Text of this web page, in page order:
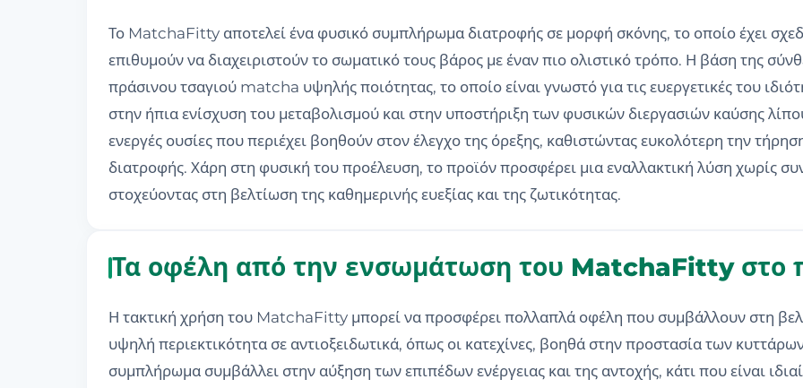
Το MatchaFitty αποτελεί ένα φυσικό συμπλήρωμα διατροφής σε μορφή σκόνης, το οποίο έχει
επιθυμούν να διαχειριστούν το σωματικό τους βάρος με έναν πιο ολιστικό τρόπο. Η βάση της
πράσινου τσαγιού matcha υψηλής ποιότητας, το οποίο είναι γνωστό για τις ευεργετικές του
στην ήπια ενίσχυση του μεταβολισμού και στην υποστήριξη των φυσικών διεργασιών καύσης
ενεργές ουσίες που περιέχει βοηθούν στον έλεγχο της όρεξης, καθιστώντας ευκολότερη την
διατροφής. Χάρη στη φυσική του προέλευση, το προϊόν προσφέρει μια εναλλακτική λύση χωρίς
στοχεύοντας στη βελτίωση της καθημερινής ευεξίας και της ζωτικότητας.
Τα οφέλη από την ενσωμάτωση του MatchaFitty στο
Η τακτική χρήση του MatchaFitty μπορεί να προσφέρει πολλαπλά οφέλη που συμβάλλουν στη
υψηλή περιεκτικότητα σε αντιοξειδωτικά, όπως οι κατεχίνες, βοηθά στην προστασία των
συμπλήρωμα συμβάλλει στην αύξηση των επιπέδων ενέργειας και της αντοχής, κάτι που είναι